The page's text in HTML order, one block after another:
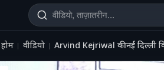
होम वीडियो Arvind Kejriwal की नई दिल्ली